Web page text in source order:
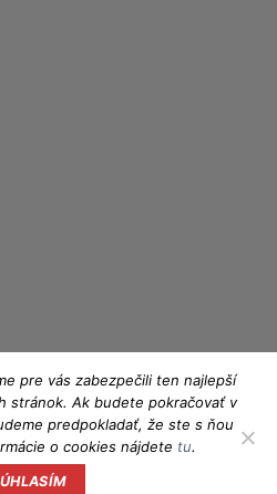
Google
Pay
Maestro MasterCard
Visa
Electron
pre vás zabezpečili ten najlepší
stránok. Ak budete pokračovať v
predpokladať, že ste s ňou
o cookies nájdete tu.